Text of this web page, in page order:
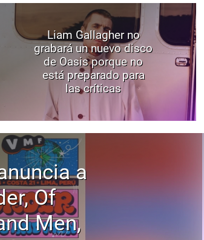
Liam Gallagher no
grabará un nuevo disco
de Oasis porque no
está preparado para
las críticas
a
Of
Men,